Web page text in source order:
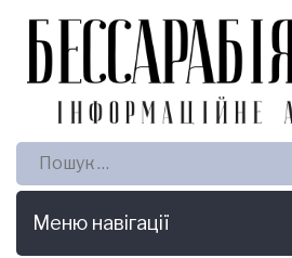
Пошук:
Меню навігації